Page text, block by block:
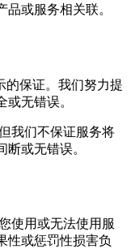
或服务相关联。
的保证。我们努力提
无错误。
我们不保证服务将
或无错误。
使用或无法使用服
性或惩罚性损害负